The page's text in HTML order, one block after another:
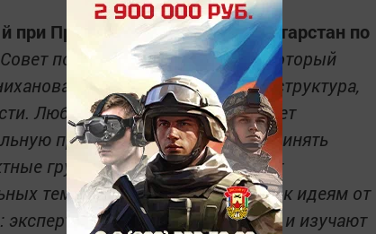
Президенте Республики Татарстан по
по предпринимательству, который
- это совершенно новая структура,
Любой предприниматель может
проблему для решения и принять
группы, которые формируют
тем. Мы полностью открыты к идеям от
Совета прорабатывают и изучают